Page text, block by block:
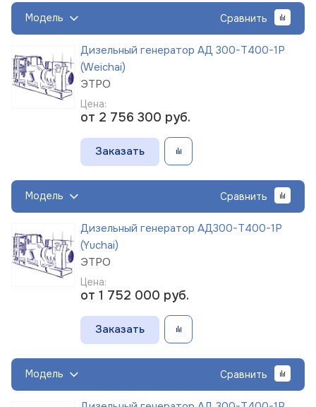
Модель Сравнить
Дизельный генератор АД 300-Т400-1Р
(Weichai)
ЭТРО
Цена:
от 2 756 300 руб.
Заказать
Модель Сравнить
Дизельный генератор АД300-Т400-1Р
(Yuchai)
ЭТРО
Цена:
от 1 752 000 руб.
Заказать
Модель Сравнить